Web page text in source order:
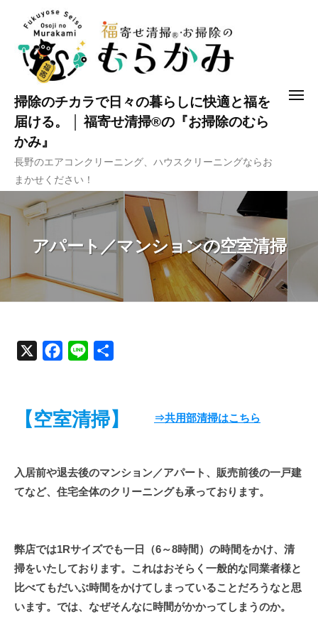
掃除のチカラで日々の暮らしに快適と福を
届ける。 │ 福寄せ清掃®の『お掃除のむら
かみ』
長野のエアコンクリーニング、ハウスクリーニングならお
まかせください！
メ
アパート／マンションの空室清掃
ア
ト
マ
ョ
ン
の
e
b
o
k
e
【空室清掃】 ⇒共用部清掃はこちら
入居前や退去後のマンション／アパート、販売前後の一戸建
てなど、住宅全体のクリーニングも承っております。
弊店では1Rサイズでも一日（6～8時間）の時間をかけ、清
掃をいたしております。これはおそらく一般的な同業者様と
比べてもだいぶ時間をかけてしまっていることだろうなと思
います。では、なぜそんなに時間がかかってしまうのか。